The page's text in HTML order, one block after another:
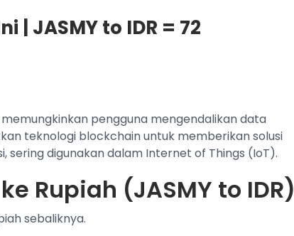
| JASMY to IDR = 72
pengguna mengendalikan data
teknologi blockchain untuk memberikan solusi
digunakan dalam Internet of Things (IoT).
Rupiah (JASMY to IDR)
sebaliknya.